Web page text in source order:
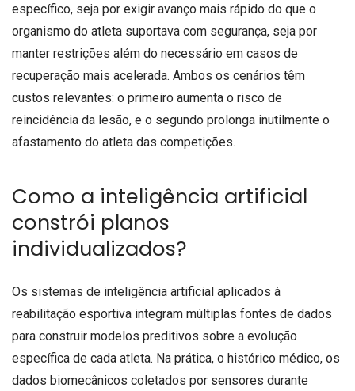
específico, seja por exigir avanço mais rápido do que o
organismo do atleta suportava com segurança, seja por
manter restrições além do necessário em casos de
recuperação mais acelerada. Ambos os cenários têm
custos relevantes: o primeiro aumenta o risco de
reincidência da lesão, e o segundo prolonga inutilmente o
afastamento do atleta das competições.
Como a inteligência artificial
constrói planos
individualizados?
Os sistemas de inteligência artificial aplicados à
reabilitação esportiva integram múltiplas fontes de dados
para construir modelos preditivos sobre a evolução
específica de cada atleta. Na prática, o histórico médico, os
dados biomecânicos coletados por sensores durante